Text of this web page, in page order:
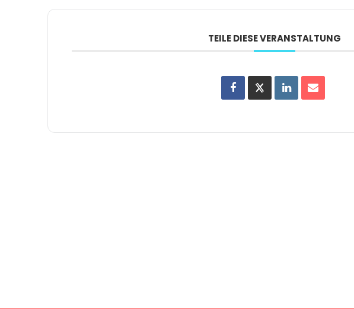
TEILE DIESE VERANSTALTUNG